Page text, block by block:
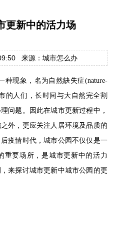
新中的活力场
来源：城市怎么办
种现象，名为自然缺失症(nature-
的人们，长时间与大自然完全割
问题。因此在城市更新过程中，
外，更应关注人居环境及品质的
疫情时代，城市公园不仅仅是一
重要场所，是城市更新中的活力
来探讨城市更新中城市公园的更